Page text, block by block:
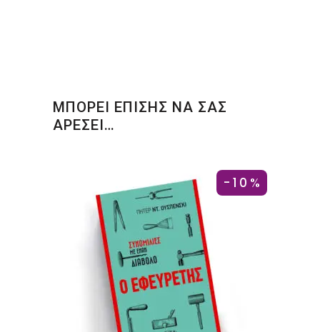
ΜΠΟΡΕΙ ΕΠΙΣΗΣ ΝΑ ΣΑΣ
ΑΡΕΣΕΙ…
-10%